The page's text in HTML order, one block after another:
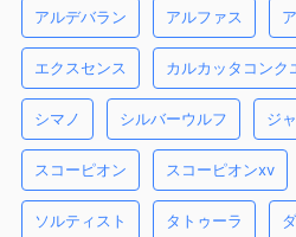
アルデバラン アルファス
エクスセンス カルカッタコンク
シマノ シルバーウルフ ジ
スコーピオン スコーピオンxv
ソルティスト タトゥーラ